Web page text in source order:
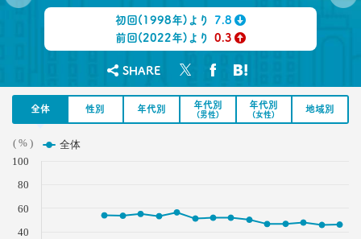
ズレている!?
–日経クロストレンド 連載⑧–
生活総研 上席研究員/コピーライター
2021.03.11
「お金持ちへの憧れ」は徐々に減る？
–日経クロストレンド 連載⑦–
2021.03.11
初回(1998年)より
7.8
前回(2022年)より
0.3
SHARE
全体 性別 年代別 年代別
(男性)
年代別
(女性)
地域別
( % ) 全体
40
60
80
100